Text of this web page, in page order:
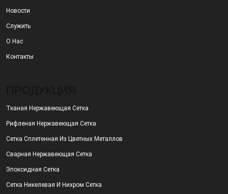
Новости
Служить
О Нас
Контакты
Тканая Нержавеющая Сетка
Рифленая Нержавеющая Сетка
Сетка Сплетенная Из Цветных Металлов
Сварная Нержавеющая Сетка
Эпоксидная Сетка
Сетка Никелевая И Нихром Сетка